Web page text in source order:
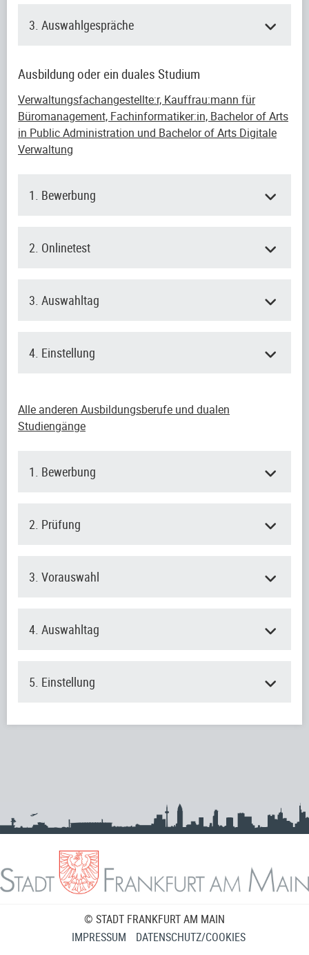
3. Auswahlgespräche
Ausbildung oder ein duales Studium
Verwaltungsfachangestellte:r, Kauffrau:mann für
Büromanagement, Fachinformatiker:in, Bachelor of Arts
in Public Administration und Bachelor of Arts Digitale
Verwaltung
1. Bewerbung
2. Onlinetest
3. Auswahltag
4. Einstellung
Alle anderen Ausbildungsberufe und dualen
Studiengänge
1. Bewerbung
2. Prüfung
3. Vorauswahl
4. Auswahltag
5. Einstellung
© STADT FRANKFURT AM MAIN
IMPRESSUM
DATENSCHUTZ/COOKIES